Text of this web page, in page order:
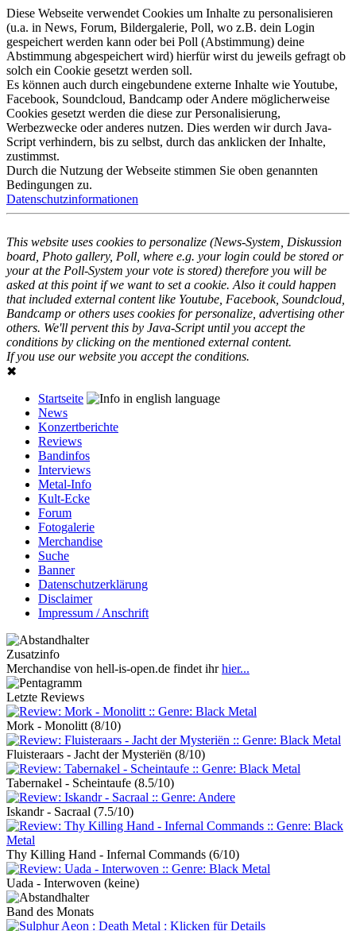
Diese Webseite verwendet Cookies um Inhalte zu personalisieren
(u.a. in News, Forum, Bildergalerie, Poll, wo z.B. dein Login
gespeichert werden kann oder bei Poll (Abstimmung) deine
Abstimmung abgespeichert wird) hierfür wirst du jeweils gefragt ob
solch ein Cookie gesetzt werden soll.
Es können auch durch eingebundene externe Inhalte wie Youtube,
Facebook, Soundcloud, Bandcamp oder Andere möglicherweise
Cookies gesetzt werden die diese zur Personalisierung,
Werbezwecke oder anderes nutzen. Dies werden wir durch Java-
Script verhindern, bis zu selbst, durch das anklicken der Inhalte,
zustimmst.
Durch die Nutzung der Webseite stimmen Sie oben genannten
Bedingungen zu.
Datenschutzinformationen
This website uses cookies to personalize (News-System, Diskussion
board, Photo gallery, Poll, where e.g. your login could be stored or
your at the Poll-System your vote is stored) therefore you will be
asked at this point if we want to set a cookie. Also it could happen
that included external content like Youtube, Facebook, Soundcloud,
Bandcamp or others uses cookies for personalize, advertising other
others. We'll pervent this by Java-Script until you accept the
conditions by clicking on the mentioned external content.
If you use our website you accept the conditions.
✖
Startseite
News
Konzertberichte
Reviews
Bandinfos
Interviews
Metal-Info
Kult-Ecke
Forum
Fotogalerie
Merchandise
Suche
Banner
Datenschutzerklärung
Disclaimer
Impressum / Anschrift
Zusatzinfo
Merchandise von hell-is-open.de findet ihrhier...
Letzte Reviews
Mork - Monolitt (8/10)
Fluisteraars - Jacht der Mysteriën (8/10)
Tabernakel - Scheintaufe (8.5/10)
Iskandr - Sacraal (7.5/10)
Thy Killing Hand - Infernal Commands (6/10)
Uada - Interwoven (keine)
Band des Monats